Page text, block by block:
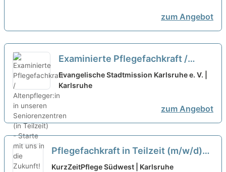
zum Angebot
Examinierte Pflegefachkraft /
Altenpfleger:in in unseren
Seniorenzentren (in Teilzeit) -
Starte mit uns in die Zukunft!
Evangelische Stadtmission Karlsruhe e. V. |
Karlsruhe
zum Angebot
Pflegefachkraft in Teilzeit (m/w/d)
im Tagdienst - Bei uns macht Pflege
KurzZeitPflege Südwest | Karlsruhe